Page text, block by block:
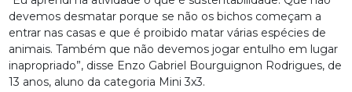
devemos desmatar porque se não os bichos começam a
entrar nas casas e que é proibido matar várias espécies de
animais. Também que não devemos jogar entulho em lugar
inapropriado”, disse Enzo Gabriel Bourguignon Rodrigues, de
13 anos, aluno da categoria Mini 3x3.